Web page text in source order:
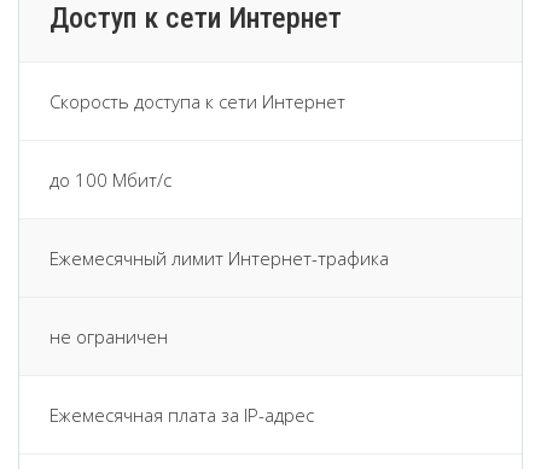
Доступ к сети Интернет
Скорость доступа к сети Интернет
до 100 Мбит/с
Ежемесячный лимит Интернет-трафика
не ограничен
Ежемесячная плата за IP-адрес